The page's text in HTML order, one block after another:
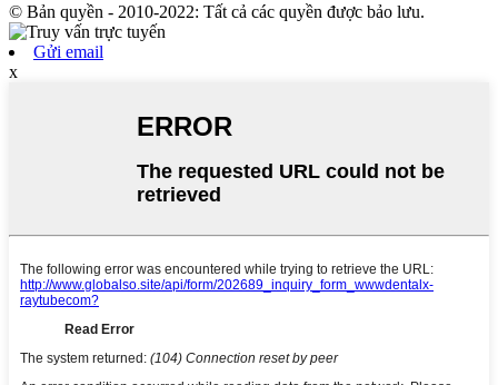
© Bản quyền - 2010-2022: Tất cả các quyền được bảo lưu.
Gửi email
x